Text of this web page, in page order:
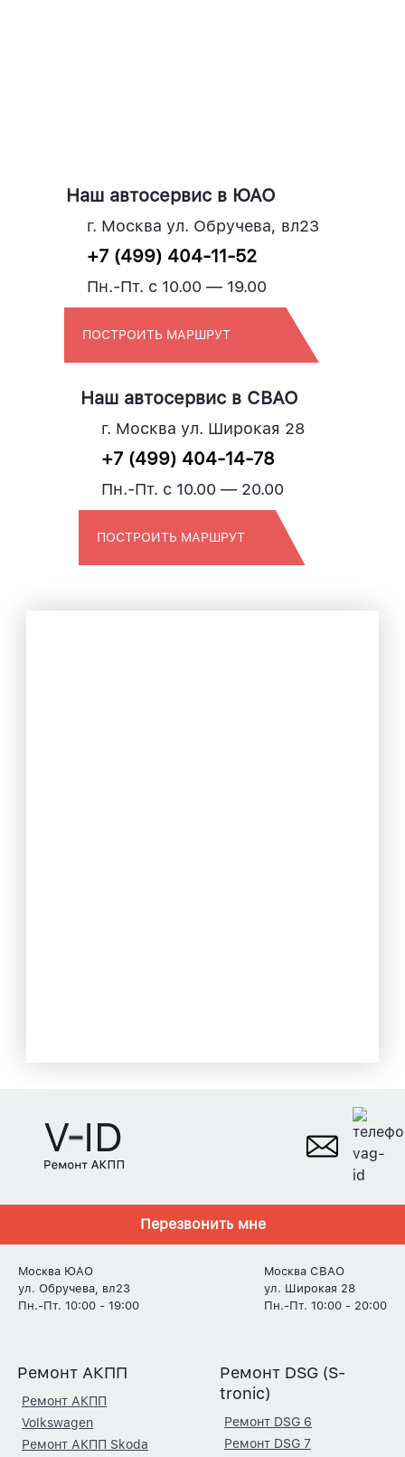
Наш автосервис в ЮАО
г. Москва ул. Обручева, вл23
+7 (499) 404-11-52
Пн.-Пт. с 10.00 — 19.00
ПОСТРОИТЬ МАРШРУТ
Наш автосервис в СВАО
г. Москва ул. Широкая 28
+7 (499) 404-14-78
Пн.-Пт. с 10.00 — 20.00
ПОСТРОИТЬ МАРШРУТ
Перезвонить мне
Москва ЮАО
ул. Обручева, вл23
Пн.-Пт. 10:00 - 19:00
Москва СВАО
ул. Широкая 28
Пн.-Пт. 10:00 - 20:00
Ремонт АКПП
Ремонт АКПП
Volkswagen
Ремонт АКПП Skoda
Ремонт DSG (S-
tronic)
Ремонт DSG 6
Ремонт DSG 7